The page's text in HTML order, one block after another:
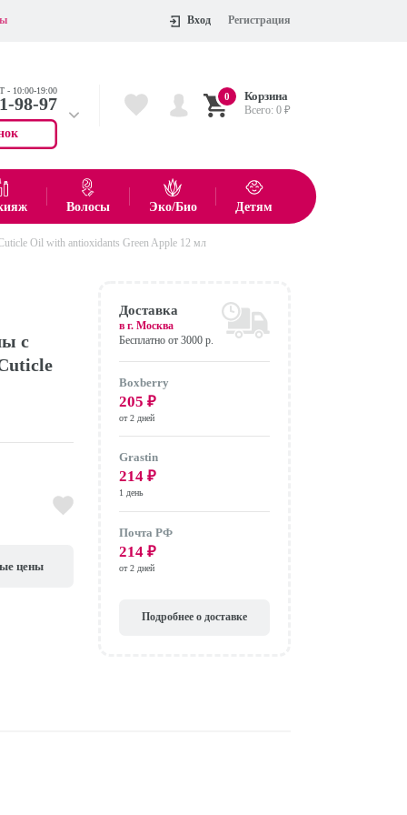
Вход Регистрация
- 10:00-19:00
98-97
55-75
0 Корзина
Всего:0 ₽
показать все товары
Оформить
Волосы Эко/Био Детям
Oil with antioxidants Green Apple 12 мл
с
цены
Доставка
в г.Москва
Бесплатно от 3000 р.
Boxberry
205 ₽
от 2 дней
Grastin
214 ₽
1 день
Почта РФ
214 ₽
от 2 дней
Подробнее о доставке